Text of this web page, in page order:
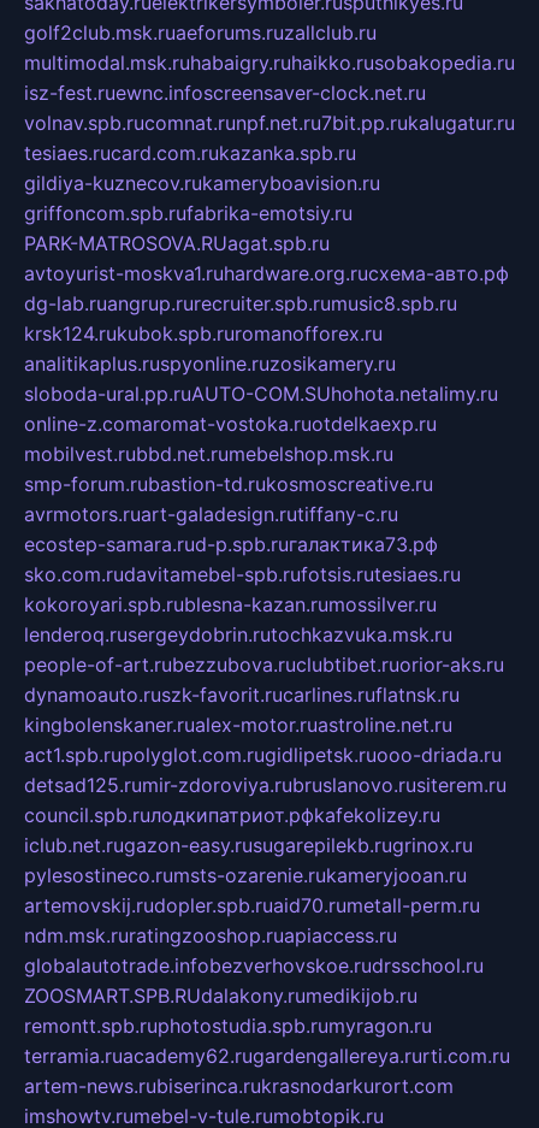
golf2club.msk.ruaeforums.ruzallclub.ru
multimodal.msk.ruhabaigry.ruhaikko.rusobakopedia.ru
isz-fest.ruewnc.infoscreensaver-clock.net.ru
volnav.spb.rucomnat.runpf.net.ru7bit.pp.rukalugatur.ru
tesiaes.rucard.com.rukazanka.spb.ru
gildiya-kuznecov.rukameryboavision.ru
griffoncom.spb.rufabrika-emotsiy.ru
PARK-MATROSOVA.RUagat.spb.ru
avtoyurist-moskva1.ruhardware.org.ruсхема-авто.рф
dg-lab.ruangrup.rurecruiter.spb.rumusic8.spb.ru
krsk124.rukubok.spb.ruromanofforex.ru
analitikaplus.ruspyonline.ruzosikamery.ru
sloboda-ural.pp.ruAUTO-COM.SUhohota.netalimy.ru
online-z.comaromat-vostoka.ruotdelkaexp.ru
mobilvest.rubbd.net.rumebelshop.msk.ru
smp-forum.rubastion-td.rukosmoscreative.ru
avrmotors.ruart-galadesign.rutiffany-c.ru
ecostep-samara.rud-p.spb.ruгалактика73.рф
sko.com.rudavitamebel-spb.rufotsis.rutesiaes.ru
kokoroyari.spb.rublesna-kazan.rumossilver.ru
lenderoq.rusergeydobrin.rutochkazvuka.msk.ru
people-of-art.rubezzubova.ruclubtibet.ruorior-aks.ru
dynamoauto.ruszk-favorit.rucarlines.ruflatnsk.ru
kingbolenskaner.rualex-motor.ruastroline.net.ru
act1.spb.rupolyglot.com.rugidlipetsk.ruooo-driada.ru
detsad125.rumir-zdoroviya.rubruslanovo.rusiterem.ru
council.spb.ruлодкипатриот.рфkafekolizey.ru
iclub.net.rugazon-easy.rusugarepilekb.rugrinox.ru
pylesostineco.rumsts-ozarenie.rukameryjooan.ru
artemovskij.rudopler.spb.ruaid70.rumetall-perm.ru
ndm.msk.ruratingzooshop.ruapiaccess.ru
globalautotrade.infobezverhovskoe.rudrsschool.ru
ZOOSMART.SPB.RUdalakony.rumedikijob.ru
remontt.spb.ruphotostudia.spb.rumyragon.ru
terramia.ruacademy62.rugardengallereya.rurti.com.ru
artem-news.rubiserinca.rukrasnodarkurort.com
imshowtv.rumebel-v-tule.rumobtopik.ru